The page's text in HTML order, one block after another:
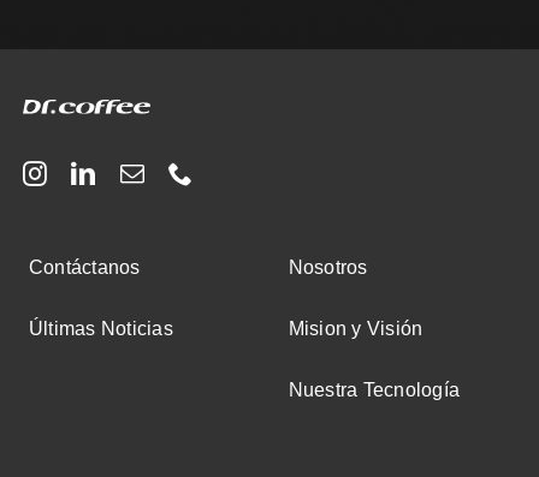
Contáctanos
Últimas Noticias
Nosotros
Mision y Visión
Nuestra Tecnología